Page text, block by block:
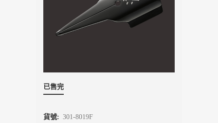
已售完
貨號: 301-8019F